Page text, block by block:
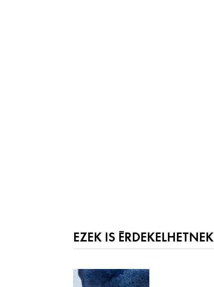
EZEK IS ÉRDEKELHETNEK